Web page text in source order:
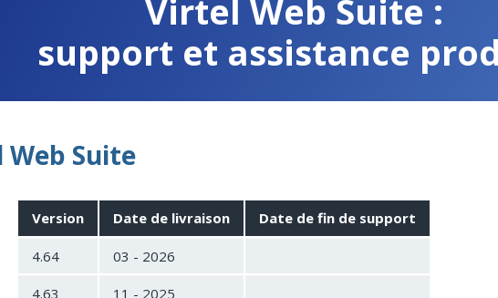
Virtel Web Suite :
support et assistance
Suite
Version Date de livraison Date de fin de support
4.64 03 - 2026
4.63 11 - 2025